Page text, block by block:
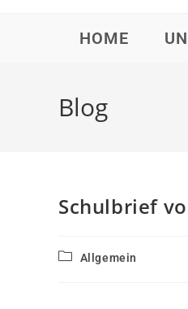
HOME
Blog
Schulbrief
Allgemein